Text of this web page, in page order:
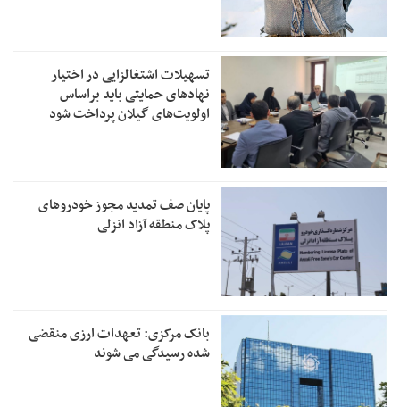
تسهیلات اشتغالزایی در اختیار
نهادهای حمایتی باید براساس
اولویت‌های گیلان پرداخت شود
پایان صف تمدید مجوز خودروهای
پلاک منطقه آزاد انزلی
بانک مرکزی: تعهدات ارزی منقضی
شده رسیدگی می شوند